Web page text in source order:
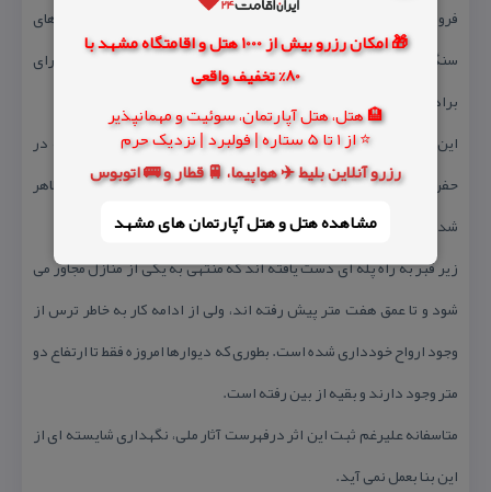
🎁 امکان رزرو بیش از 1000 هتل و اقامتگاه مشهد با
80% تخفیف واقعی
🏨 هتل، هتل آپارتمان، سوئیت و مهمانپذیر
⭐ از 1 تا 5 ستاره | فولبرد | نزدیک حرم
رزرو آنلاین بلیط ✈️ هواپیما، 🚆 قطار و 🚌 اتوبوس
مشاهده هتل و هتل‌ آپارتمان های مشهد
فرورفتگیهایی است كه در دیوارهاست و برخلاف جداره بیرونی و دیوارهای
سنگ فرش شده، فقط گچ كاری شده بودند. طبق عقیده اهالی، این بنا برای
برادر شاهچراغ ساخته شده است.
این امامزاده امروز برای اهالی محلی مقدّس است. گفته می شود كه در
حفریات مربوط به هفتاد سال پیش در داخل ساختمان یك پنجه طلائی ظاهر
شده است، ولی در سال ۱۳۶۹ خورشیدی، اثری از آن دیده نشده است.
زیر قبر به راه پلّه ای دست یافته اند كه منتهی به یكی از منازل مجاور می
شود و تا عمق هفت متر پیش رفته اند، ولی از ادامه كار به خاطر ترس از
وجود ارواح خودداری شده است. بطوری كه دیوارها امروزه فقط تا ارتفاع دو
متر وجود دارند و بقیه از بین رفته است.
متاسفانه علیرغم ثبت این اثر درفهرست آثار ملی، نگهداری شایسته ای از
این بنا بعمل نمی آید.